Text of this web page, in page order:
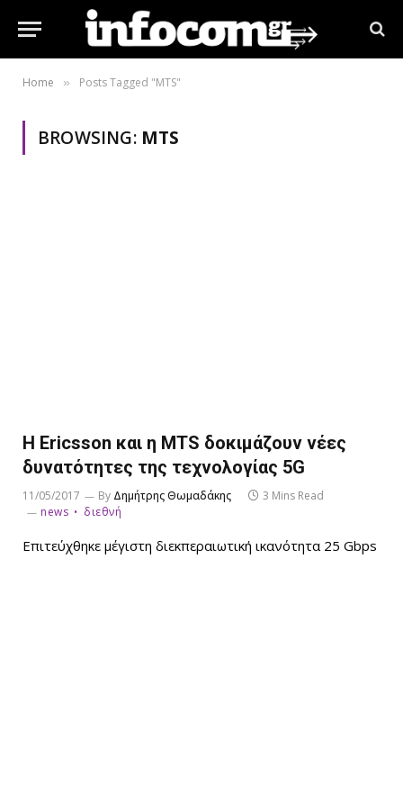
Home » Posts Tagged "MTS"
BROWSING: MTS
Η Ericsson και η MTS δοκιμάζουν νέες
δυνατότητες της τεχνολογίας 5G
11/05/2017 By Δημήτρης Θωμαδάκης
3 Mins Read
news
διεθνή
Επιτεύχθηκε μέγιστη διεκπεραιωτική ικανότητα 25 Gbps